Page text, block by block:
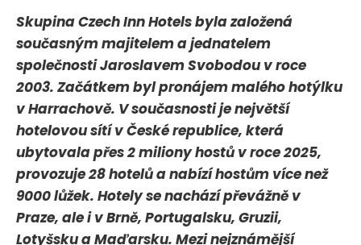
Skupina Czech Inn Hotels byla založená
současným majitelem a jednatelem
společnosti Jaroslavem Svobodou v roce
2003. Začátkem byl pronájem malého hotýlku
v Harrachově. V současnosti je největší
hotelovou sítí v České republice, která
ubytovala přes 2 miliony hostů v roce 2025,
provozuje 28 hotelů a nabízí hostům více než
9000 lůžek. Hotely se nachází převážně v
Praze, ale i v Brně, Portugalsku, Gruzii,
Lotyšsku a Maďarsku. Mezi nejznámější